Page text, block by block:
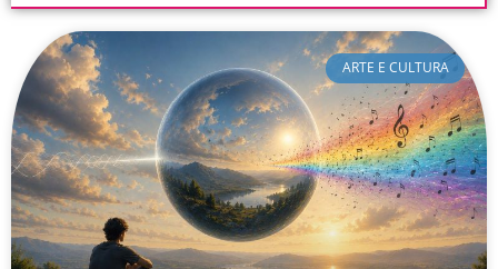
ARTE E CULTURA